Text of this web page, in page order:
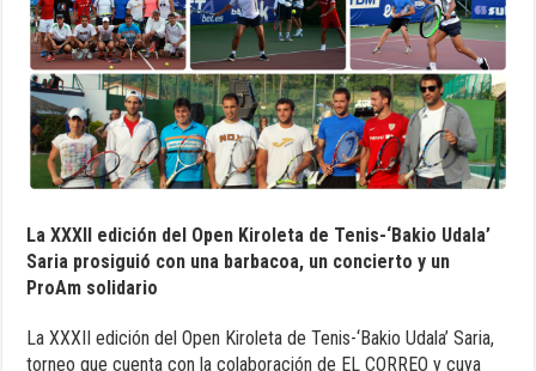
La XXXII edición del Open Kiroleta de Tenis-‘Bakio Udala’
Saria prosiguió con una barbacoa, un concierto y un
ProAm solidario
La XXXII edición del Open Kiroleta de Tenis-‘Bakio Udala’ Saria,
torneo que cuenta con la colaboración de EL CORREO y cuya